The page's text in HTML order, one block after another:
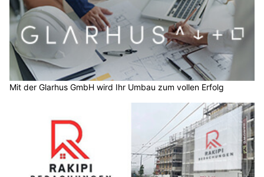
Mit der Glarhus GmbH wird Ihr Umbau zum vollen Erfolg